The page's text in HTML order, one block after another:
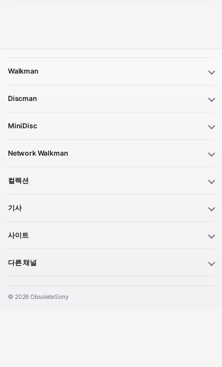
Walkman
Discman
MiniDisc
Network Walkman
컬렉션
기사
사이트
다른 채널
© 2026 ObsoleteSony